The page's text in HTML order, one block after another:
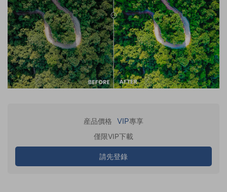
産品價格 VIP專享
僅限VIP下載
請先登錄